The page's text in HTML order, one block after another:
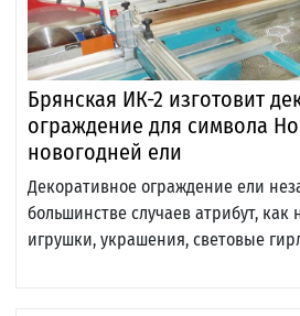
Брянская ИК-2 изготовит
ограждение для символа
новогодней ели
Декоративное ограждение ели
большинстве случаев атрибут, как
игрушки, украшения, световые